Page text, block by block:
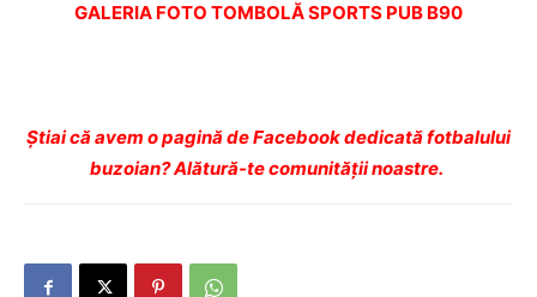
GALERIA FOTO TOMBOLĂ SPORTS PUB B90
Ştiai că avem o pagină de Facebook dedicată fotbalului
buzoian? Alătură-te comunității noastre.